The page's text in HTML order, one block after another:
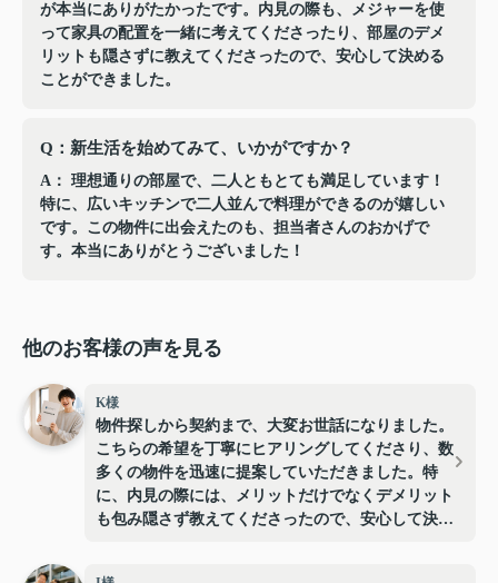
が本当にありがたかったです。内見の際も、メジャーを使
って家具の配置を一緒に考えてくださったり、部屋のデメ
リットも隠さずに教えてくださったので、安心して決める
ことができました。
Q：新生活を始めてみて、いかがですか？
A： 理想通りの部屋で、二人ともとても満足しています！
特に、広いキッチンで二人並んで料理ができるのが嬉しい
です。この物件に出会えたのも、担当者さんのおかげで
す。本当にありがとうございました！
他のお客様の声を見る
K様
物件探しから契約まで、大変お世話になりました。
こちらの希望を丁寧にヒアリングしてくださり、数
多くの物件を迅速に提案していただきました。特
に、内見の際には、メリットだけでなくデメリット
も包み隠さず教えてくださったので、安心して決め